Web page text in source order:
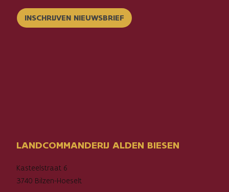
LANDCOMMANDERIJ ALDEN BIESEN
Kasteelstraat 6
3740 Bilzen-Hoeselt
INSCHRIJVEN NIEUWSBRIEF